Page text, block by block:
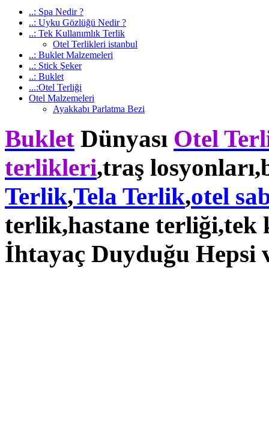
..: Spa Nedir ?
..: Uyku Gözlüğü Nedir ?
..: Tek Kullanımlık Terlik
Otel Terlikleri istanbul
..: Buklet Malzemeleri
..: Stick Şeker
..: Buklet
...:Otel Terliği
Otel Malzemeleri
Ayakkabı Parlatma Bezi
Buklet Dünyası Otel
terlikleri,traş losyonları,
Terlik,Tela Terlik,otel
terlik,hastane terliği,tek
İhtayaç Duyduğu Hepsi